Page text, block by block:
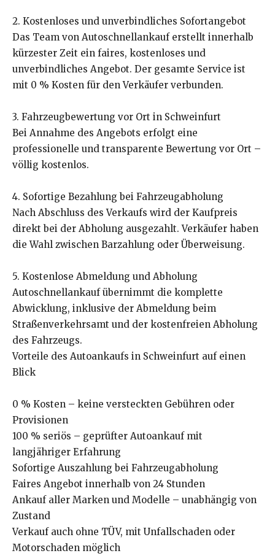
2. Kostenloses und unverbindliches Sofortangebot
Das Team von Autoschnellankauf erstellt innerhalb
kürzester Zeit ein faires, kostenloses und
unverbindliches Angebot. Der gesamte Service ist
mit 0 % Kosten für den Verkäufer verbunden.
3. Fahrzeugbewertung vor Ort in Schweinfurt
Bei Annahme des Angebots erfolgt eine
professionelle und transparente Bewertung vor Ort –
völlig kostenlos.
4. Sofortige Bezahlung bei Fahrzeugabholung
Nach Abschluss des Verkaufs wird der Kaufpreis
direkt bei der Abholung ausgezahlt. Verkäufer haben
die Wahl zwischen Barzahlung oder Überweisung.
5. Kostenlose Abmeldung und Abholung
Autoschnellankauf übernimmt die komplette
Abwicklung, inklusive der Abmeldung beim
Straßenverkehrsamt und der kostenfreien Abholung
des Fahrzeugs.
Vorteile des Autoankaufs in Schweinfurt auf einen
Blick
0 % Kosten – keine versteckten Gebühren oder
Provisionen
100 % seriös – geprüfter Autoankauf mit
langjähriger Erfahrung
Sofortige Auszahlung bei Fahrzeugabholung
Faires Angebot innerhalb von 24 Stunden
Ankauf aller Marken und Modelle – unabhängig von
Zustand
Verkauf auch ohne TÜV, mit Unfallschaden oder
Motorschaden möglich